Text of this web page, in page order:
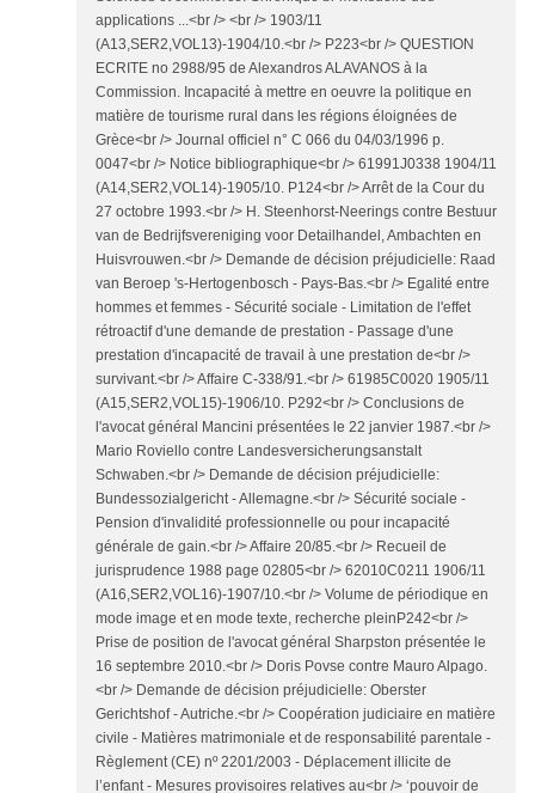
applications ...<br /> <br /> 1903/11
(A13,SER2,VOL13)-1904/10.<br /> P223<br /> QUESTION
ECRITE no 2988/95 de Alexandros ALAVANOS à la
Commission. Incapacité à mettre en oeuvre la politique en
matière de tourisme rural dans les régions éloignées de
Grèce<br /> Journal officiel n° C 066 du 04/03/1996 p.
0047<br /> Notice bibliographique<br /> 61991J0338 1904/11
(A14,SER2,VOL14)-1905/10. P124<br /> Arrêt de la Cour du
27 octobre 1993.<br /> H. Steenhorst-Neerings contre Bestuur
van de Bedrijfsvereniging voor Detailhandel, Ambachten en
Huisvrouwen.<br /> Demande de décision préjudicielle: Raad
van Beroep 's-Hertogenbosch - Pays-Bas.<br /> Egalité entre
hommes et femmes - Sécurité sociale - Limitation de l'effet
rétroactif d'une demande de prestation - Passage d'une
prestation d'incapacité de travail à une prestation de<br />
survivant.<br /> Affaire C-338/91.<br /> 61985C0020 1905/11
(A15,SER2,VOL15)-1906/10. P292<br /> Conclusions de
l'avocat général Mancini présentées le 22 janvier 1987.<br />
Mario Roviello contre Landesversicherungsanstalt
Schwaben.<br /> Demande de décision préjudicielle:
Bundessozialgericht - Allemagne.<br /> Sécurité sociale -
Pension d'invalidité professionnelle ou pour incapacité
générale de gain.<br /> Affaire 20/85.<br /> Recueil de
jurisprudence 1988 page 02805<br /> 62010C0211 1906/11
(A16,SER2,VOL16)-1907/10.<br /> Volume de périodique en
mode image et en mode texte, recherche pleinP242<br />
Prise de position de l'avocat général Sharpston présentée le
16 septembre 2010.<br /> Doris Povse contre Mauro Alpago.
<br /> Demande de décision préjudicielle: Oberster
Gerichtshof - Autriche.<br /> Coopération judiciaire en matière
civile - Matières matrimoniale et de responsabilité parentale -
Règlement (CE) nº 2201/2003 - Déplacement illicite de
l’enfant - Mesures provisoires relatives au<br /> ‘pouvoir de